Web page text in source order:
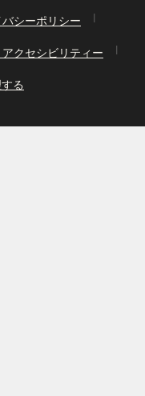
シーポリシー
クセシビリティー
る